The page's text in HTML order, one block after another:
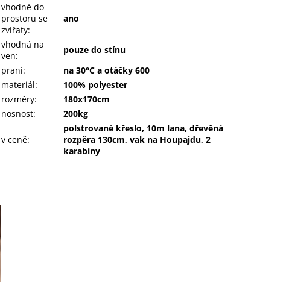
vhodné do
prostoru se
zvířaty:
ano
vhodná na
ven:
pouze do stínu
praní:
na 30°C a otáčky 600
materiál:
100% polyester
rozměry:
180x170cm
nosnost: 200kg
v ceně:
polstrované křeslo, 10m lana, dřevěná
rozpěra 130cm, vak na Houpajdu, 2
karabiny